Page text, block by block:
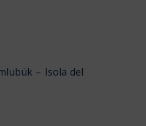
– Isola del